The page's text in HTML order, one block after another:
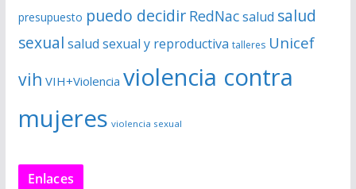
presupuesto puedo decidir RedNacsalud salud
sexual salud sexual y reproductiva talleres Unicef
vih VIH+Violencia violencia contra
mujeres violencia sexual
Enlaces